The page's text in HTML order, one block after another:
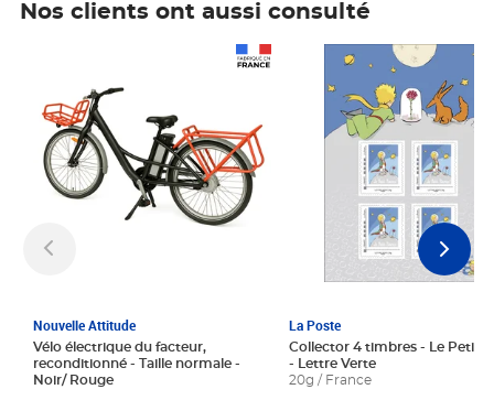
Nos clients ont aussi consulté
Nouvelle Attitude
Vélo électrique du facteur,
reconditionné - Taille normale -
Noir/ Rouge
La Poste
Collector 4 timbres - Le Petit
- Lettre Verte
20g / France
Prix 6,25€ HT